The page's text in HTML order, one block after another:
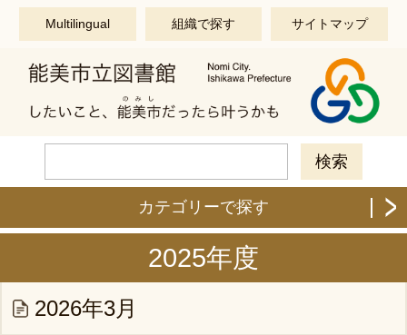
このページの本文へ移動する
Multilingual 組織で探す サイトマップ
カテゴリーで探す
2025年度
2026年3月